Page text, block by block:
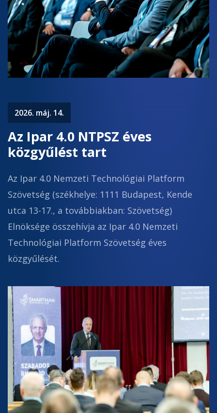
2026. máj. 14.
Az Ipar 4.0 NTPSZ éves
közgyűlést tart
Az Ipar 4.0 Nemzeti Technológiai Platform
Szövetség (székhelye: 1111 Budapest, Kende
utca 13-17., a továbbiakban: Szövetség)
Elnöksége összehívja az Ipar 4.0 Nemzeti
Technológiai Platform Szövetség éves
közgyűlését.